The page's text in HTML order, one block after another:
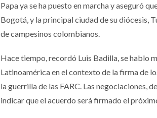
Papa ya se ha puesto en marcha y aseguró
Bogotá, y la principal ciudad de su diócesis,
de campesinos colombianos.
Hace tiempo, recordó Luis Badilla, se hablo
Latinoamérica en el contexto de la firma de
la guerrilla de las FARC. Las negociaciones,
indicar que el acuerdo será firmado el